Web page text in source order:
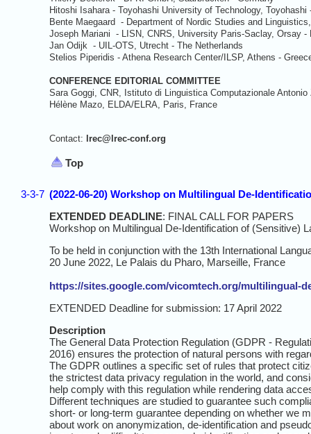
Hitoshi Isahara - Toyohashi University of Technology, Toyohashi
Bente Maegaard - Department of Nordic Studies and
Joseph Mariani - LISN, CNRS, University Paris-Saclay, Orsay -
Jan Odijk - UIL-OTS, Utrecht - The Netherlands
Stelios Piperidis - Athena Research Center/ILSP, Athens -
CONFERENCE EDITORIAL COMMITTEE
Sara Goggi, CNR, Istituto di Linguistica Computazionale
Hélène Mazo, ELDA/ELRA, Paris, France
Contact: lrec@lrec-conf.org
Top
3-3-7 (2022-06-20) Workshop on Multilingual De-
EXTENDED DEADLINE: FINAL CALL FOR PAPERS
Workshop on Multilingual De-Identification of (Sensitive)
To be held in conjunction with the 13th International
20 June 2022, Le Palais du Pharo, Marseille, France
https://sites.google.com/vicomtech.org/multilingual-
EXTENDED Deadline for submission: 17 April 2022
Description
The General Data Protection Regulation (GDPR -
2016) ensures the protection of natural persons with
The GDPR outlines a specific set of rules that protect
the strictest data privacy regulation in the world, and
help comply with this regulation while rendering data
Different techniques are studied to guarantee such
short- or long-term guarantee depending on whether we
about work on anonymization, de-identification and